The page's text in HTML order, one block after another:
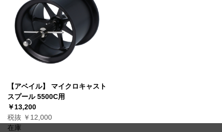
【アベイル】 マイクロキャスト
スプール 5500C用
￥13,200
税抜 ￥12,000
在庫